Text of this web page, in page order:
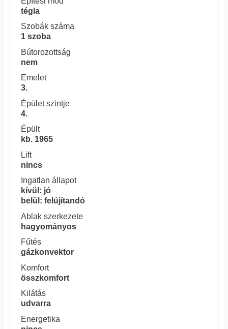
tégla
Szobák száma
1 szoba
Bútorozottság
nem
Emelet
3.
Épület szintje
4.
Épült
kb. 1965
Lift
nincs
Ingatlan állapot
kívül: jó
belül: felújítandó
Ablak szerkezete
hagyományos
Fűtés
gázkonvektor
Komfort
összkomfort
Kilátás
udvarra
Energetika